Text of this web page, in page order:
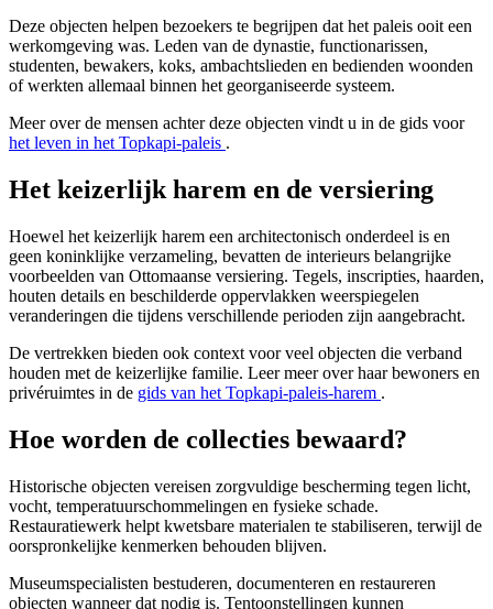
Deze objecten helpen bezoekers te begrijpen dat het paleis ooit een
werkomgeving was. Leden van de dynastie, functionarissen,
studenten, bewakers, koks, ambachtslieden en bedienden woonden
of werkten allemaal binnen het georganiseerde systeem.
Meer over de mensen achter deze objecten vindt u in de gids voor
het leven in het Topkapi-paleis .
Het keizerlijk harem en de versiering
Hoewel het keizerlijk harem een architectonisch onderdeel is en
geen koninklijke verzameling, bevatten de interieurs belangrijke
voorbeelden van Ottomaanse versiering. Tegels, inscripties, haarden,
houten details en beschilderde oppervlakken weerspiegelen
veranderingen die tijdens verschillende perioden zijn aangebracht.
De vertrekken bieden ook context voor veel objecten die verband
houden met de keizerlijke familie. Leer meer over haar bewoners en
privéruimtes in de gids van het Topkapi-paleis-harem .
Hoe worden de collecties bewaard?
Historische objecten vereisen zorgvuldige bescherming tegen licht,
vocht, temperatuurschommelingen en fysieke schade.
Restauratiewerk helpt kwetsbare materialen te stabiliseren, terwijl de
oorspronkelijke kenmerken behouden blijven.
Museumspecialisten bestuderen, documenteren en restaureren
objecten wanneer dat nodig is. Tentoonstellingen kunnen